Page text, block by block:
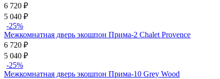
6 720 ₽
5 040 ₽
-25%
Межкомнатная дверь экошпон Прима-2 Chalet Provence
6 720 ₽
5 040 ₽
-25%
Межкомнатная дверь экошпон Прима-10 Grey Wood